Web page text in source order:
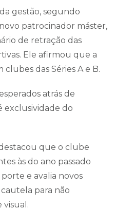
gestão, segundo
patrocinador máster,
de retração das
Ele afirmou que a
das Séries A e B.
atrás de
exclusividade do
que o clube
às do ano passado
e avalia novos
para não